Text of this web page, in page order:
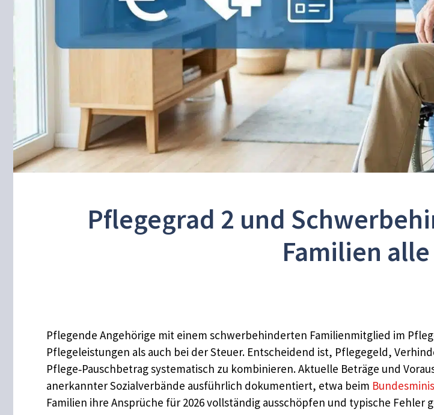
Pflegegrad 2 und
Familien
Pflegende Angehörige mit einem schwerbehinderten Familienmitglied im
Pflegeleistungen als auch bei der Steuer. Entscheidend ist, Pflegegeld,
Pflege‑Pauschbetrag systematisch zu kombinieren. Aktuelle Beträge und
anerkannter Sozialverbände ausführlich dokumentiert, etwa beim
Familien ihre Ansprüche für 2026 vollständig ausschöpfen und typische